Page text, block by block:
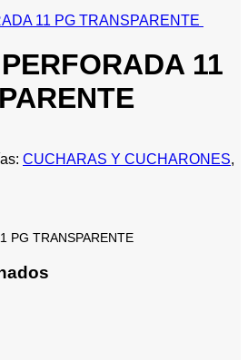
11
CUCHARAS Y CUCHARONES,
PG TRANSPARENTE